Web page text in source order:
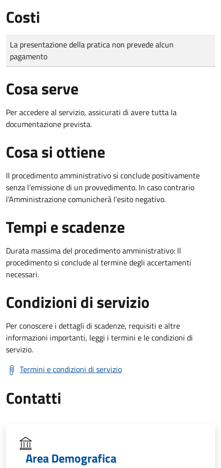
Costi
Tipo di pagamento
Importo
La presentazione della pratica non prevede alcun
pagamento
Cosa serve
Per accedere al servizio, assicurati di avere tutta la
documentazione prevista.
Cosa si ottiene
Il procedimento amministrativo si conclude positivamente
senza l’emissione di un provvedimento. In caso contrario
l’Amministrazione comunicherà l’esito negativo.
Tempi e scadenze
Durata massima del procedimento amministrativo: Il
procedimento si conclude al termine degli accertamenti
necessari.
Condizioni di servizio
Per conoscere i dettagli di scadenze, requisiti e altre
informazioni importanti, leggi i termini e le condizioni di
servizio.
Termini e condizioni di servizio
Contatti
Area Demografica